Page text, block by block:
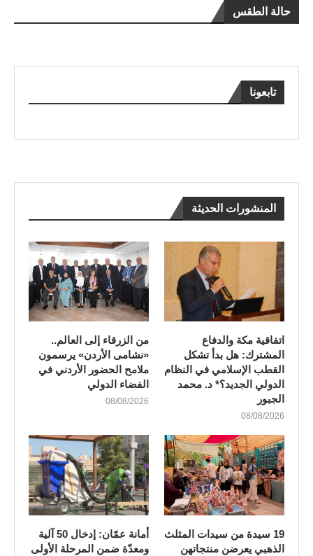
حالة الطقس
تابعونا
المنشورات الحديثة
اتفاقية مكة والدفاع
المشترك: هل بدأ تشكل
القطب الإسلامي في النظام
الدولي الجديد؟* د. محمد
الجبور
08/08/2026
من الزرقاء إلى العالم..
«نشامى الأردن» يرسمون
ملامح الحضور الأردني في
الفضاء الدولي
08/08/2026
19 سيدة من سيدات المثلث
الذهبي يعرضن منتجاتهن
أمانة عمّان: إدخال 50 آلية
ومعدّة ضمن المرحلة الأولى